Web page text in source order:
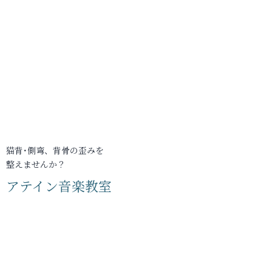
猫背･側弯、背骨の歪みを
整えませんか？
アテイン音楽教室